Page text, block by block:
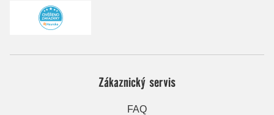
Zákaznický servis
FAQ